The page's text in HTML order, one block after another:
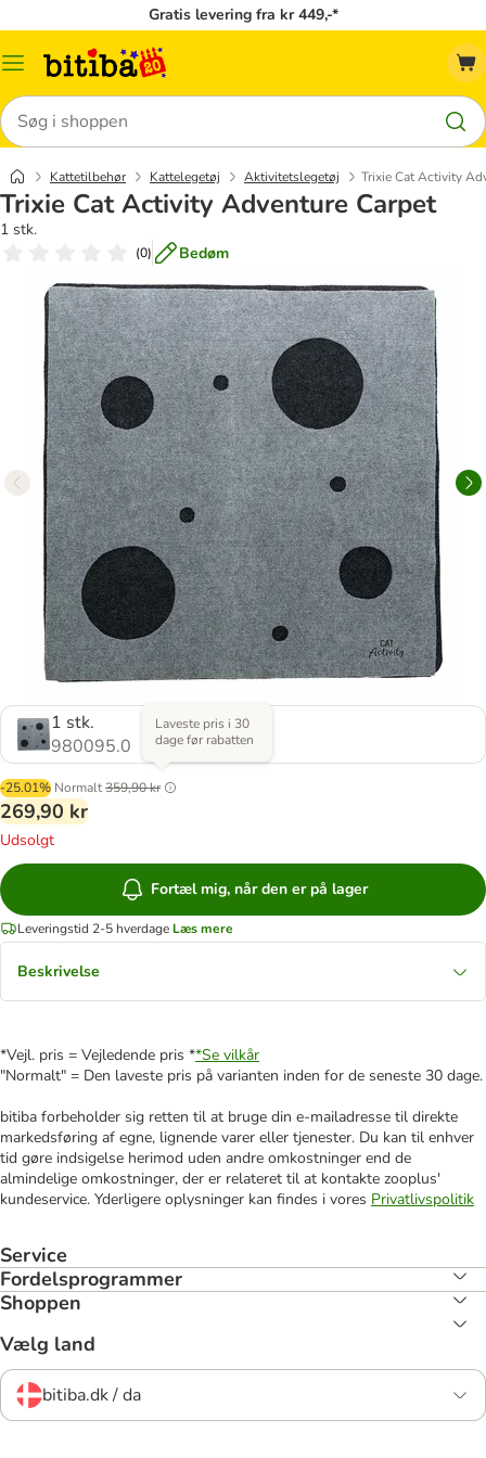
Gratis levering fra kr 449,-*
Menu
Søg
Kattetilbehør Kattelegetøj Aktivitetslegetøj Trixie Cat Activity
Trixie Cat Activity Adventure Carpet
1 stk.
(0) Bedøm
1 stk.
980095.0
-25.01% Normalt359,90 kr
Laveste pris i 30
dage før rabatten
269,90 kr
Udsolgt
Fortæl mig, når den er på lager
Leveringstid 2-5 hverdage Læs mere
Beskrivelse
*Vejl. pris = Vejledende pris **Se vilkår
"Normalt" = Den laveste pris på varianten inden for de seneste 30 dage.
bitiba forbeholder sig retten til at bruge din e-mailadresse til direkte
markedsføring af egne, lignende varer eller tjenester. Du kan til enhver
tid gøre indsigelse herimod uden andre omkostninger end de
almindelige omkostninger, der er relateret til at kontakte zooplus'
kundeservice. Yderligere oplysninger kan findes i vores Privatlivspolitik
Service
Fordelsprogrammer
Shoppen
Vælg land
bitiba.dk / da